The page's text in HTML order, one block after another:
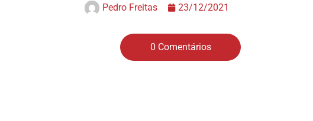
Pedro Freitas 23/12/2021
0 Comentários